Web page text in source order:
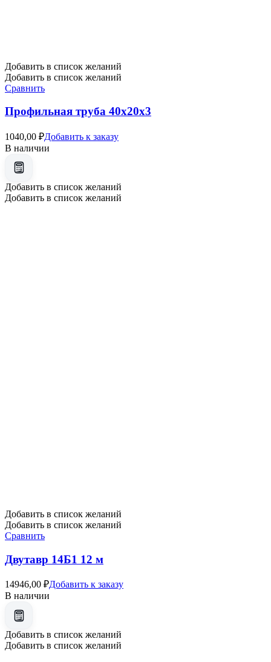
Добавить в список желаний
Добавить в список желаний
Сравнить
Профильная труба 40х20х3
1040,00 ₽Добавить к заказу
В наличии
Добавить в список желаний
Добавить в список желаний
Добавить в список желаний
Добавить в список желаний
Сравнить
Двутавр 14Б1 12 м
14946,00 ₽Добавить к заказу
В наличии
Добавить в список желаний
Добавить в список желаний